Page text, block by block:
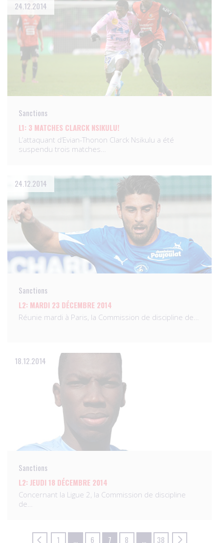
24.12.2014
Sanctions
L1: 3 MATCHES CLARCK NSIKULU!
L’attaquant d’Evian-Thonon Clarck Nsikulu a été
suspendu trois matches…
24.12.2014
Sanctions
L2: MARDI 23 DÉCEMBRE 2014
Réunie mardi à Paris, la Commission de discipline de…
18.12.2014
Sanctions
L2: JEUDI 18 DÉCEMBRE 2014
Concernant la Ligue 2, la Commission de discipline
de…
1 6 7 8 38